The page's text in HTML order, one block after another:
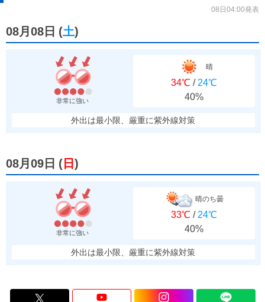
08日04:00発表
08月08日 (土)
非常に強い
晴
34℃ / 24℃
40%
外出は最小限、厳重に紫外線対策
08月09日 ( 日 )
非常に強い
晴のち曇
33℃ / 24℃
40%
外出は最小限、厳重に紫外線対策